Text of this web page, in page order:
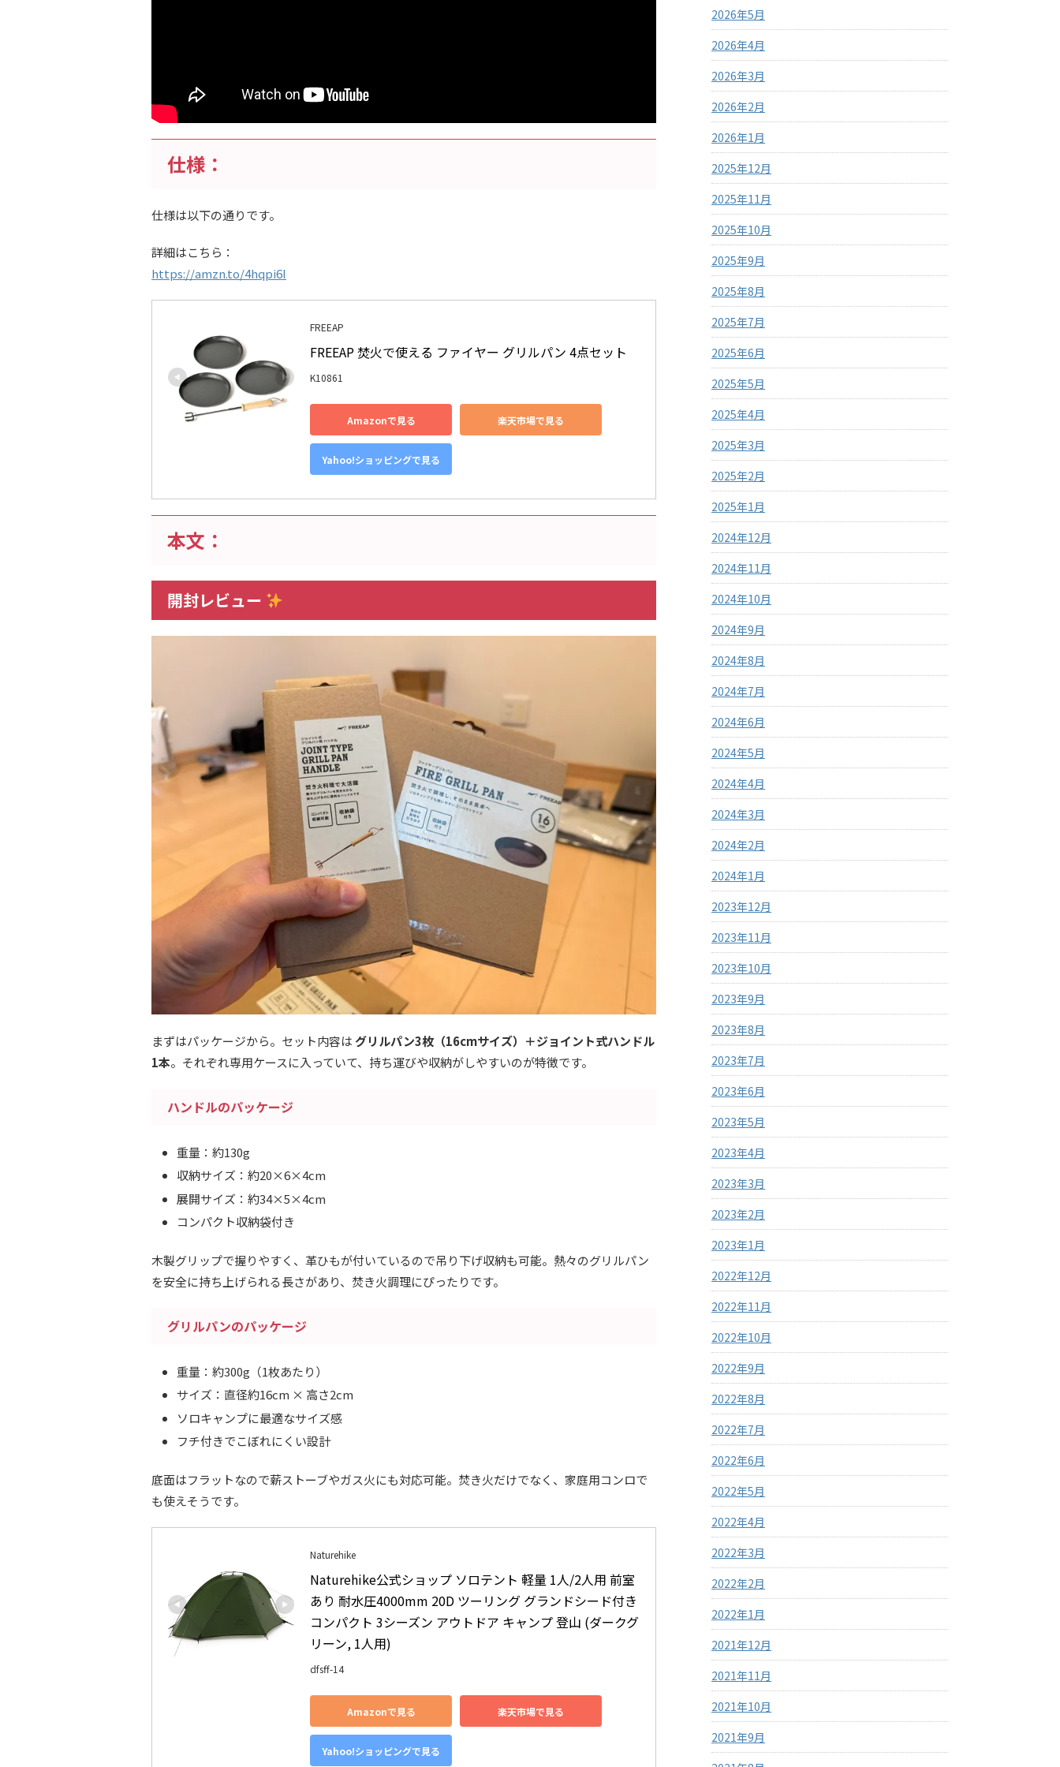
仕様：
仕様は以下の通りです。
詳細はこちら：
https://amzn.to/4hqpi6I
FREEAP
FREEAP 焚火で使える ファイヤー グリルパン 4点セット
K10861
Amazonで見る 楽天市場で見る
Yahoo!ショッピングで見る
本文：
開封レビュー
まずはパッケージから。セット内容はグリルパン3枚（16cmサイズ）＋ジョイント式ハンドル
1本。それぞれ専用ケースに入っていて、持ち運びや収納がしやすいのが特徴です。
ハンドルのパッケージ
重量：約130g
収納サイズ：約20×6×4cm
展開サイズ：約34×5×4cm
コンパクト収納袋付き
木製グリップで握りやすく、革ひもが付いているので吊り下げ収納も可能。熱々のグリルパン
を安全に持ち上げられる長さがあり、焚き火調理にぴったりです。
グリルパンのパッケージ
重量：約300g（1枚あたり）
サイズ：直径約16cm × 高さ2cm
ソロキャンプに最適なサイズ感
フチ付きでこぼれにくい設計
底面はフラットなので薪ストーブやガス火にも対応可能。焚き火だけでなく、家庭用コンロで
も使えそうです。
Naturehike
Naturehike公式ショップ ソロテント 軽量 1人/2人用 前室
あり 耐水圧4000mm 20D ツーリング グランドシード付き
コンパクト 3シーズン アウトドア キャンプ 登山 (ダークグ
リーン, 1人用)
dfsff-14
Amazonで見る 楽天市場で見る
Yahoo!ショッピングで見る
2026年5月
2026年4月
2026年3月
2026年2月
2026年1月
2025年12月
2025年11月
2025年10月
2025年9月
2025年8月
2025年7月
2025年6月
2025年5月
2025年4月
2025年3月
2025年2月
2025年1月
2024年12月
2024年11月
2024年10月
2024年9月
2024年8月
2024年7月
2024年6月
2024年5月
2024年4月
2024年3月
2024年2月
2024年1月
2023年12月
2023年11月
2023年10月
2023年9月
2023年8月
2023年7月
2023年6月
2023年5月
2023年4月
2023年3月
2023年2月
2023年1月
2022年12月
2022年11月
2022年10月
2022年9月
2022年8月
2022年7月
2022年6月
2022年5月
2022年4月
2022年3月
2022年2月
2022年1月
2021年12月
2021年11月
2021年10月
2021年9月